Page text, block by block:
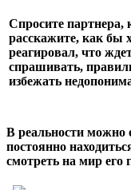
Спросите партнера,
расскажите, как бы
реагировал, что
спрашивать,
избежать
В реальности можно
постоянно
смотреть на мир его